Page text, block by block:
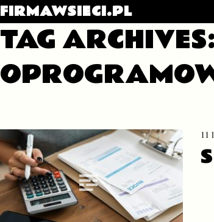
FIRMAWSIECI.PL
TAG ARCHIVES:
11